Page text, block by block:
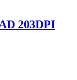
203DPI